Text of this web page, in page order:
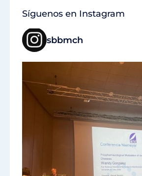
Síguenos en Instagram
sbbmch